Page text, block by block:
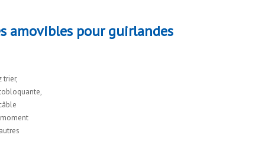
amovibles pour guirlandes
trier,